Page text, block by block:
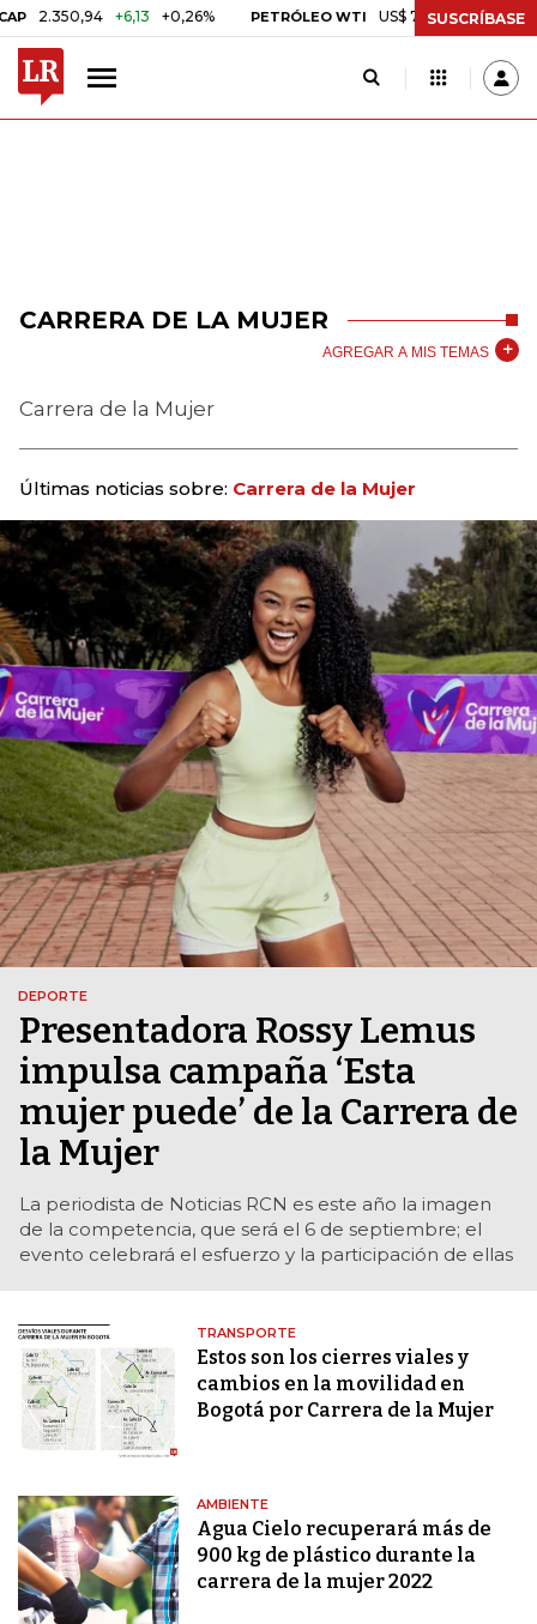
2.350,94 +6,13 +0,26% PETRÓLEO WTI US$ 78,01 US$ 2,92
SUSCRÍBASE
CARRERA DE LA MUJER
AGREGAR A MIS TEMAS
Carrera de la Mujer
Últimas noticias sobre: Carrera de la Mujer
DEPORTE
Presentadora Rossy Lemus
impulsa campaña ‘Esta
mujer puede’ de la Carrera de
la Mujer
La periodista de Noticias RCN es este año la imagen
de la competencia, que será el 6 de septiembre; el
evento celebrará el esfuerzo y la participación de ellas
TRANSPORTE
Estos son los cierres viales y
cambios en la movilidad en
Bogotá por Carrera de la Mujer
AMBIENTE
Agua Cielo recuperará más de
900 kg de plástico durante la
carrera de la mujer 2022